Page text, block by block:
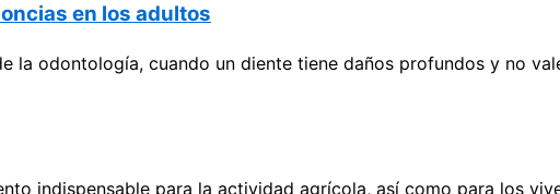
en los adultos
la odontología, cuando un diente tiene daños profundos y no
indispensable para la actividad agrícola, así como para los